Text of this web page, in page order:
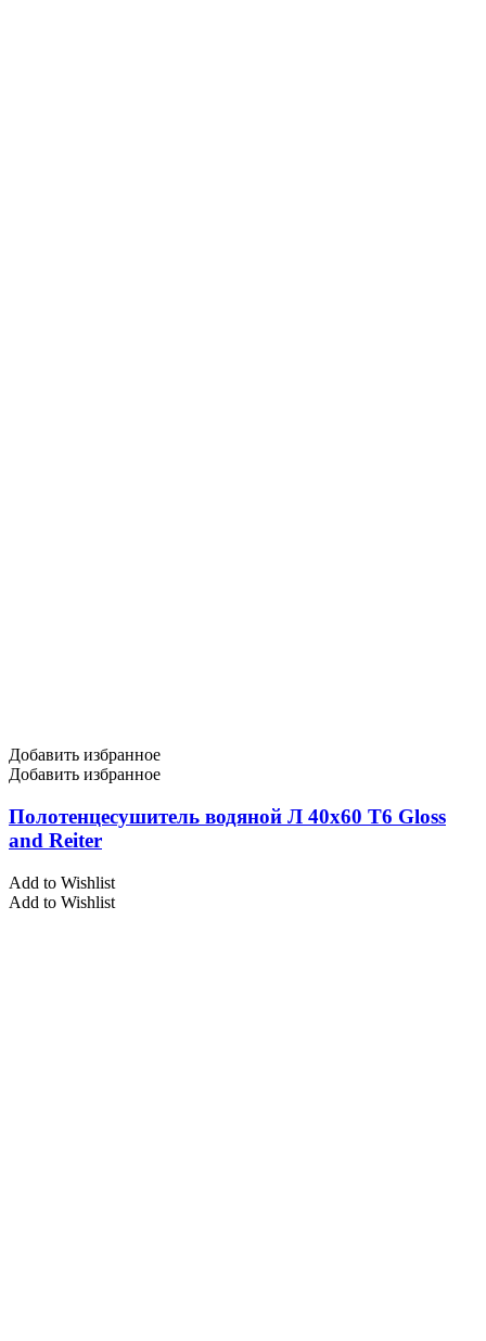
Добавить избранное
Добавить избранное
Полотенцесушитель водяной Л 40х60 Т6 Gloss
and Reiter
Add to Wishlist
Add to Wishlist